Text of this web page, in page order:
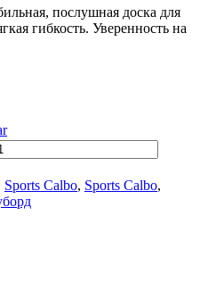
послушная доска для
гибкость. Уверенность на
Sports Calbo, Sports Calbo,